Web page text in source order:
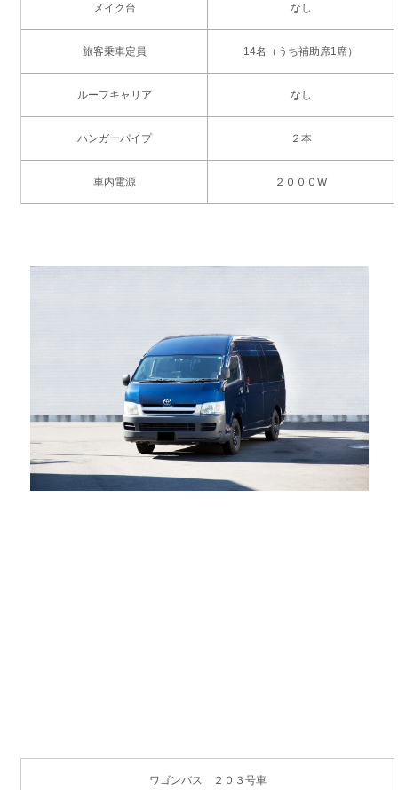
メイク台 なし
旅客乗車定員 14名（うち補助席1席）
ルーフキャリア なし
ハンガーパイプ ２本
車内電源 ２０００W
ワゴンバス ２０３号車